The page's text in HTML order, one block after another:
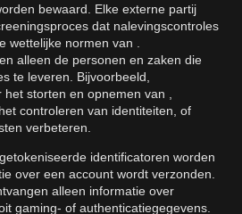
bewaard. Elke externe partij
dat nalevingscontroles
wettelijke normen van .
alleen de personen en zaken die
te leveren. Bijvoorbeeld,
storten en opnemen van ,
controleren van identiteiten, of
verbeteren.
identificatoren worden
over een account wordt verzonden.
alleen informatie over
gaming- of authenticatiegegevens.